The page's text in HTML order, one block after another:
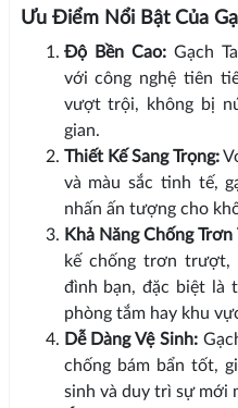
Ưu Điểm Nổi Bật Của
Độ Bền Cao:Gạch
với công nghệ tiên
vượt trội, không bị
gian.
Thiết Kế Sang Trọng:
và màu sắc tinh tế,
nhấn ấn tượng cho
Khả Năng Chống
kế chống trơn trượt,
đình bạn, đặc biệt là
phòng tắm hay khu
Dễ Dàng Vệ Sinh:
chống bám bẩn tốt,
sinh và duy trì sự mới